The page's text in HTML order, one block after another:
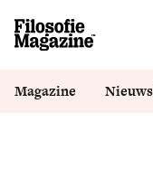
Magazine